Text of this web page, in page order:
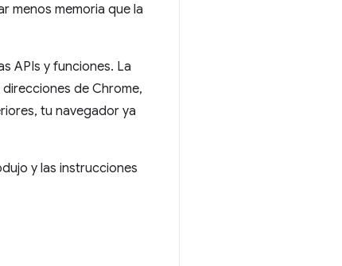
menos memoria que la
APIs y funciones. La
de Chrome,
tu navegador ya
y las instrucciones